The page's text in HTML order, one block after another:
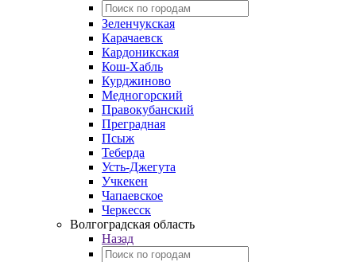
Зеленчукская
Карачаевск
Кардоникская
Кош-Хабль
Курджиново
Медногорский
Правокубанский
Преградная
Псыж
Теберда
Усть-Джегута
Учкекен
Чапаевское
Черкесск
Волгоградская область
Назад